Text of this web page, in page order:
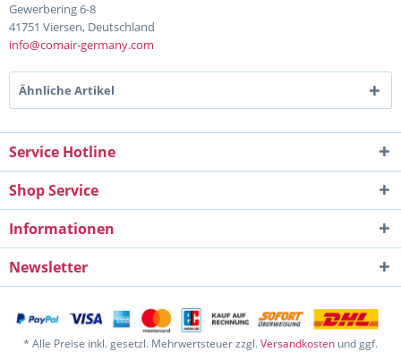
Gewerbering 6-8
41751 Viersen, Deutschland
info@comair-germany.com
Ähnliche Artikel
Service Hotline
Shop Service
Informationen
Newsletter
* Alle Preise inkl. gesetzl. Mehrwertsteuer zzgl.Versandkosten und ggf.